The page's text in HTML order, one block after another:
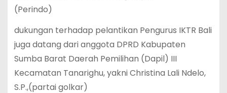
(Perindo)
dukungan terhadap pelantikan Pengurus IKTR Bali
juga datang dari anggota DPRD Kabupaten
Sumba Barat Daerah Pemilihan (Dapil) III
Kecamatan Tanarighu, yakni Christina Lali Ndelo,
S.P.,(partai golkar)